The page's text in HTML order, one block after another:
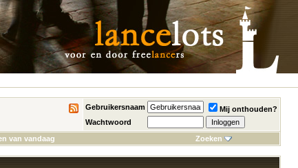
Gebruikersnaam
Mij onthouden?
Wachtwoord
van vandaag Zoeken